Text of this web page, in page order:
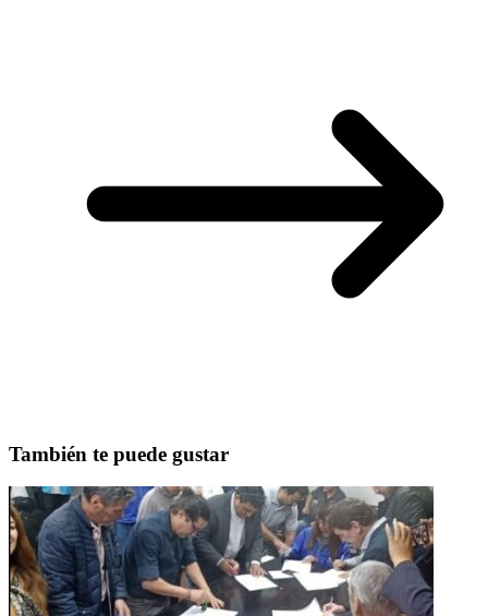
También te puede gustar